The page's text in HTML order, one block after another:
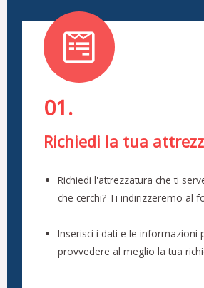
01.
Richiedi la tua
Richiedi l'attrezzatura che ti
che cerchi? Ti indirizzeremo al
Inserisci i dati e le informazioni
provvedere al meglio la tua